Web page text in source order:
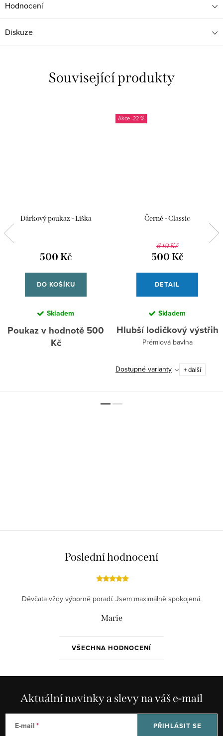
Hodnocení
Diskuze
Související produkty
Dárkový poukaz - Liška
500 Kč
DO KOŠÍKU
Skladem
Poukaz v hodnotě 500
Kč
-22 %
Černé - Classic
649 Kč
500 Kč
DETAIL
Skladem
Hlubší lodičkový výstřih
Prémiová bavlna
Dostupné varianty + další
Poslední hodnocení
VŠECHNA HODNOCENÍ
Děvčata vždy výborně poradí. Jsem maximálně spokojená.
Marie
Aktuální novinky a slevy na váš e-mail
E-mail PŘIHLÁSIT SE